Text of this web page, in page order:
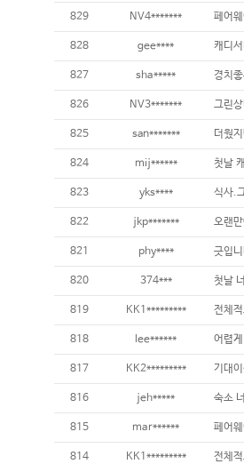
829 NV4*******
828 gee****
827 sha*****
826 NV3*******
825 san*******
824 mij******
823 yks****
822 jkp*******
821 phy****
820 374***
819 KK1*********
818 lee******
817 KK2*********
816 jeh*****
815 mar******
814 KK1********* 전체